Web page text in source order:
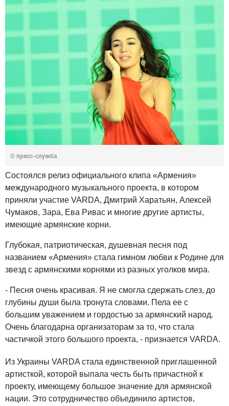
© пресс-служба
Состоялся релиз официального клипа «Армения»
международного музыкального проекта, в котором
приняли участие VARDA, Дмитрий Харатьян, Алексей
Чумаков, Зара, Ева Ривас и многие другие артисты,
имеющие армянские корни.
Глубокая, патриотическая, душевная песня под
названием «Армения» стала гимном любви к Родине для
звезд с армянскими корнями из разных уголков мира.
- Песня очень красивая. Я не смогла сдержать слез, до
глубины души была тронута словами. Пела ее с
большим уважением и гордостью за армянский народ.
Очень благодарна организаторам за то, что стала
частичкой этого большого проекта, - признается VARDA.
Из Украины VARDA стала единственной приглашенной
артисткой, которой выпала честь быть причастной к
проекту, имеющему большое значение для армянской
нации. Это сотрудничество объединило артистов,